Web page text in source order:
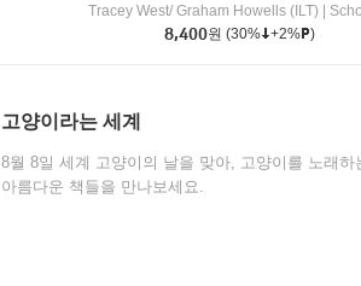
Tracey West/ Graham Howells (ILT)
8,400원 (30% +2% )
고양이라는 세계
8월 8일 세계 고양이의 날을 맞아, 고양이를 노래하
아름다운 책들을 만나보세요.